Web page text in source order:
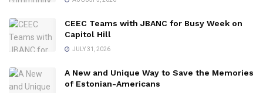
CEEC Teams with JBANC for Busy Week on
Capitol Hill
JULY 31, 2026
A New and Unique Way to Save the Memories
of Estonian-Americans